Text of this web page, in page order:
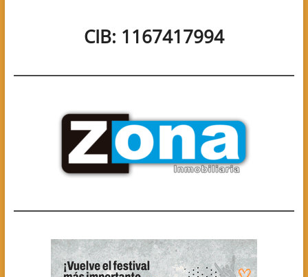
CIB: 1167417994